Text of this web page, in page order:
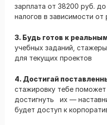
зарплата от 38200 руб.
налогов в зависимости от
3. Будь готов к
учебных заданий,
для текущих проектов
4. Достигай
стажировку тебе
достигнуть их —
будет доступ к